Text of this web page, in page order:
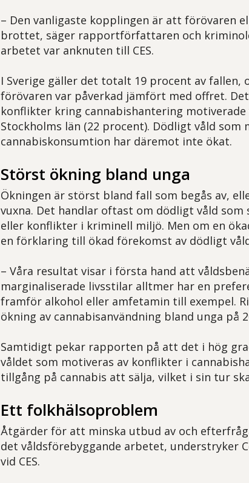
– Den vanligaste kopplingen är att förövaren
brottet, säger rapportförfattaren och
arbetet var anknuten till CES.
I Sverige gäller det totalt 19 procent av fallen,
förövaren var påverkad jämfört med offret.
konflikter kring cannabishantering
Stockholms län (22 procent). Dödligt våld
cannabiskonsumtion har däremot inte ökat.
Störst ökning bland unga
Ökningen är störst bland fall som begås av,
vuxna. Det handlar oftast om dödligt våld
eller konflikter i kriminell miljö. Men om en
en förklaring till ökad förekomst av dödligt
– Våra resultat visar i första hand att
marginaliserade livsstilar alltmer har en
framför alkohol eller amfetamin till exempel.
ökning av cannabisanvändning bland unga på
Samtidigt pekar rapporten på att det i hög
våldet som motiveras av konflikter i
tillgång på cannabis att sälja, vilket i sin tur
Ett folkhälsoproblem
Åtgärder för att minska utbud av och
det våldsförebyggande arbetet, understryker
vid CES.